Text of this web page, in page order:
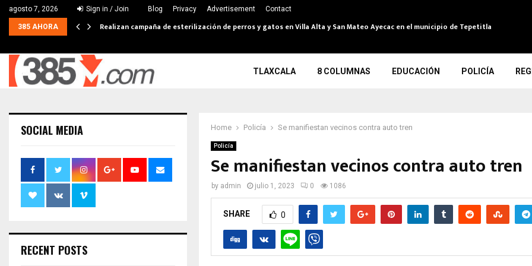
agosto 7, 2026 Sign in / Join Blog Privacy Advertisement Contact
385 AHORA Realizan campaña de esterilización de perros y gatos en Villa Alta y San Mateo Ayecac en el municipio de Tepetitla
TLAXCALA 8 COLUMNAS EDUCACIÓN POLICÍA
Home Policía Se manifiestan vecinos contra auto tren
Policía
Se manifiestan vecinos contra auto tren
by admin julio 1, 2023 0 1086
SHARE 0
SOCIAL MEDIA
RECENT POSTS